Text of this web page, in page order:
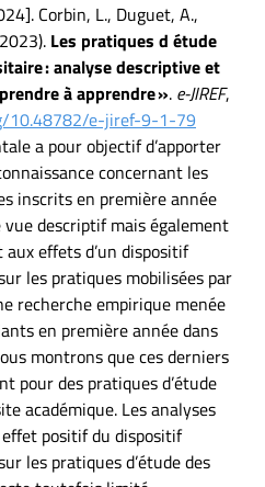
Corbin, L., Duguet, A.,
Les pratiques d étude
: analyse descriptive et
à apprendre ». e-JIREF,
10.48782/e-jiref-9-1-79
a pour objectif d’apporter
concernant les
inscrits en première année
descriptif mais également
effets d’un dispositif
les pratiques mobilisées par
recherche empirique menée
en première année dans
montrons que ces derniers
pour des pratiques d’étude
académique. Les analyses
positif du dispositif
les pratiques d’étude des